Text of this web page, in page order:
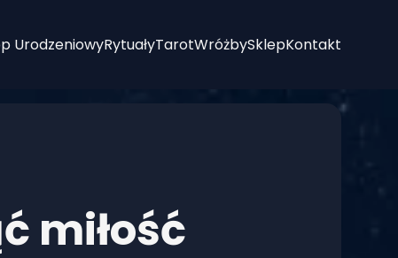
UrodzeniowyRytuałyTarotWróżbySklepKontakt
miłość